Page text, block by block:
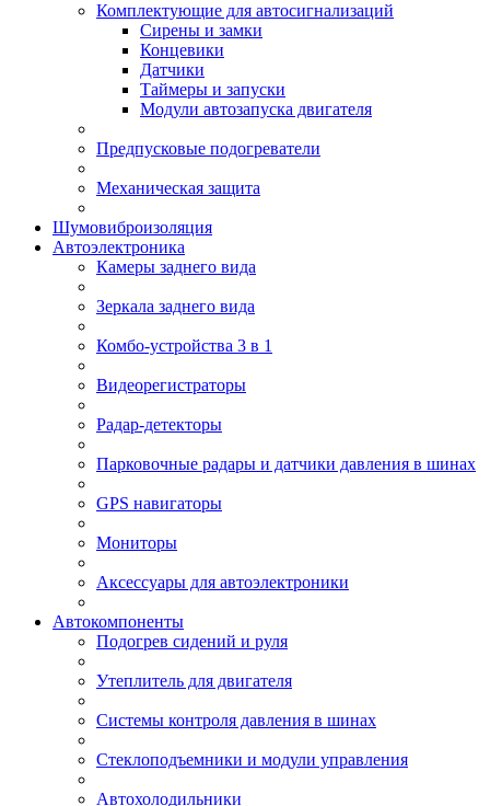
Комплектующие для автосигнализаций
Сирены и замки
Концевики
Датчики
Таймеры и запуски
Модули автозапуска двигателя
Предпусковые подогреватели
Механическая защита
Шумовиброизоляция
Автоэлектроника
Камеры заднего вида
Зеркала заднего вида
Комбо-устройства 3 в 1
Видеорегистраторы
Радар-детекторы
Парковочные радары и датчики давления в шинах
GPS навигаторы
Мониторы
Аксессуары для автоэлектроники
Автокомпоненты
Подогрев сидений и руля
Утеплитель для двигателя
Системы контроля давления в шинах
Стеклоподъемники и модули управления
Автохолодильники